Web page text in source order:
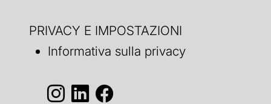
PRIVACY E IMPOSTAZIONI
Informativa sulla privacy